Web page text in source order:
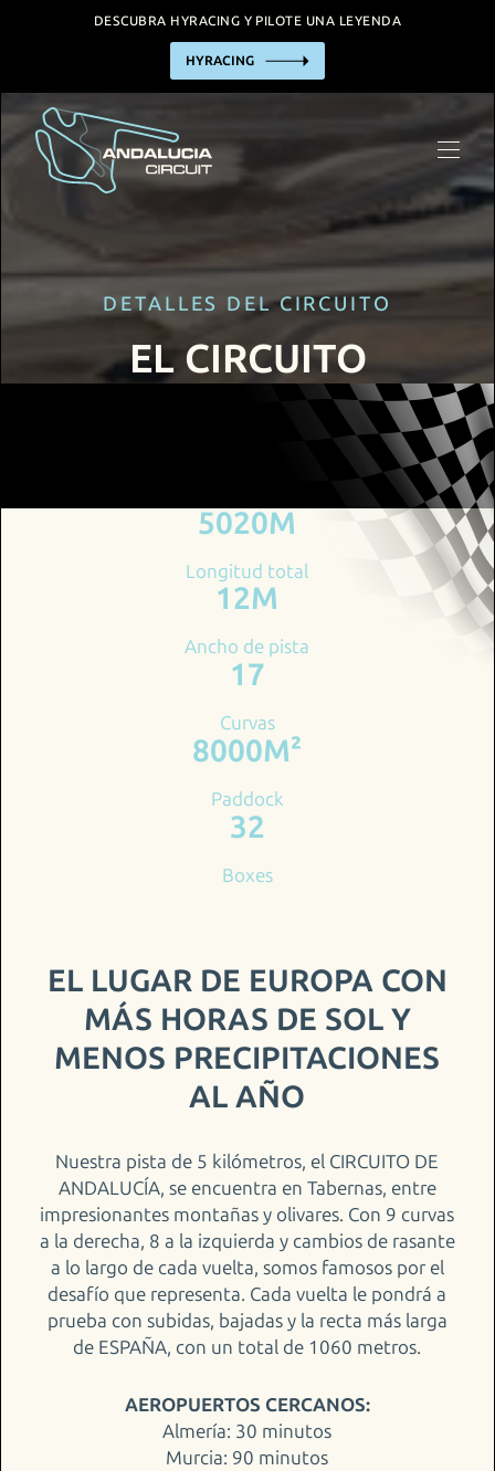
DESCUBRA HYRACING Y PILOTE UNA LEYENDA
HYRACING
EL CIRCUITO
HYRACING EXPERIENCE
EMPRESAS
ALQUILER DE PISTA
INCENTIVO/EVENTOS
INSTALACIONES
INFORMACIÓN PRÁCTICA
ENDEFRES
DETALLES DEL CIRCUITO
EL CIRCUITO
5020M
Longitud total
12M
Ancho de pista
17
Curvas
8000M²
Paddock
32
Boxes
EL LUGAR DE EUROPA CON
MÁS HORAS DE SOL Y
MENOS PRECIPITACIONES
AL AÑO
Nuestra pista de 5 kilómetros, el CIRCUITO DE
ANDALUCÍA, se encuentra en Tabernas, entre
impresionantes montañas y olivares. Con 9 curvas
a la derecha, 8 a la izquierda y cambios de rasante
a lo largo de cada vuelta, somos famosos por el
desafío que representa. Cada vuelta le pondrá a
prueba con subidas, bajadas y la recta más larga
de ESPAÑA, con un total de 1060 metros.
AEROPUERTOS CERCANOS:
Almería: 30 minutos
Murcia: 90 minutos